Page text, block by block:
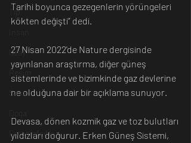
Tıp
Uzay
Resim
Sanat
Fotoğrafçılık
Tarihi boyunca gezegenlerin yörüngeleri
kökten değişti” dedi.
27 Nisan 2022'de Nature dergisinde
yayınlanan araştırma, diğer güneş
sistemlerinde ve bizimkinde gaz devlerine
ne olduğuna dair bir açıklama sunuyor.
Devasa, dönen kozmik gaz ve toz bulutları
yıldızları doğurur. Erken Güneş Sistemi,